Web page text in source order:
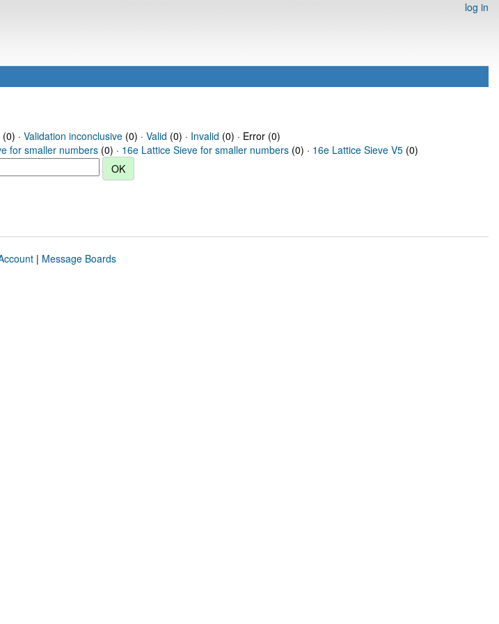
log in
(0) · Validation inconclusive(0) · Valid (0) · Invalid (0) · Error (0)
for smaller numbers (0) · 16e Lattice Sieve for smaller numbers (0) · 16e Lattice Sieve V5 (0)
| Message Boards